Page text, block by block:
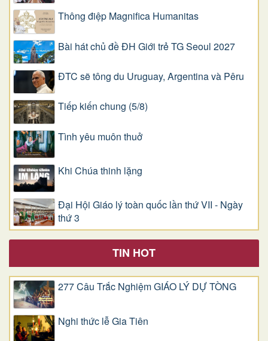
Thông điệp Magnifica Humanitas
Bài hát chủ đề ĐH Giới trẻ TG Seoul 2027
ĐTC sẽ tông du Uruguay, Argentina và Pêru
Tiếp kiến chung (5/8)
Tình yêu muôn thuở
Khi Chúa thinh lặng
Đại Hội Giáo lý toàn quốc lần thứ VII - Ngày
thứ 3
TIN HOT
277 Câu Trắc Nghiệm GIÁO LÝ DỰ TÒNG
Nghi thức lễ Gia Tiên